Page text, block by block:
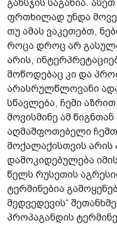
განსჯის საგანია.
ფრთხილად უნდა
თუ ამას ვაკეთებთ,
როცა დროც არ
არის,
მოწოდებაც კი და
არასრულწლოვანი
სწავლება, ჩემი
მოვისმინე ამ
აღმაშფოთებელი
მოქალაქისთვის
დამოკიდებულება
წელს რუსეთის
ტერმინებია
მედვედევის“
პროპაგანდის